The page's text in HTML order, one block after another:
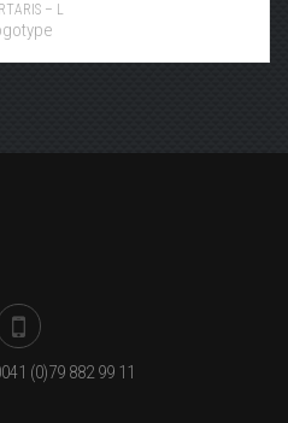
– L
(0)79 882 99 11